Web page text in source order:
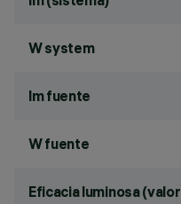
W system
lm fuente
W fuente
Eficacia luminosa (valor